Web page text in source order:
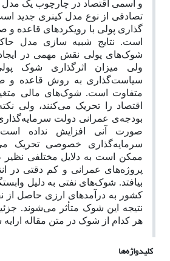
و اسمی اقتصاد در چارچوب یک مدل
تصادفی از نوع مدل کینری جدید
گذاری پولی با رویکرد‌های قاعده و
است. نتایج شبیه سازی مدل
شوک‌های پولی نقش مهمی در
ولی میزان اثرگذاری شوک
سیاست‌گذاری به روش قاعده و
متفاوت است. شوک‌های مالی
اقتصاد را تحریک می‌کنند، ولی
بودجه‌ی عمرانی دولت
صورت آنی افزایش نداده
سرمایه‌گذاری خصوصی تحریک
ممکن است به دلایل مختلفی نظیر
پروژه‌های عمرانی و کم دقتی در
بیافتد. شوک‌های نفتی به دلیل
کشور به درآمدهای ارزی حاصل از
نتیجه این شوک متأثر می‌شوند.
هر کدام از شوک در متن مقاله
کلیدواژه‌ها